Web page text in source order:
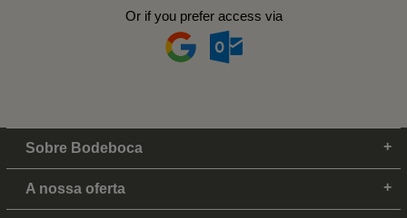
Or if you prefer access via
Sobre Bodeboca
A nossa oferta